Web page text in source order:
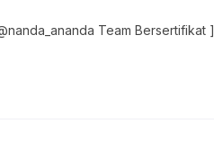
Team Bersertifikat ]